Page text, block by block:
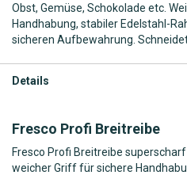
Obst, Gemüse, Schokolade etc.
Handhabung, stabiler Edelstahl-
sicheren Aufbewahrung.
Details
Fresco Profi Breitreibe
Fresco Profi Breitreibe
weicher Griff für sichere